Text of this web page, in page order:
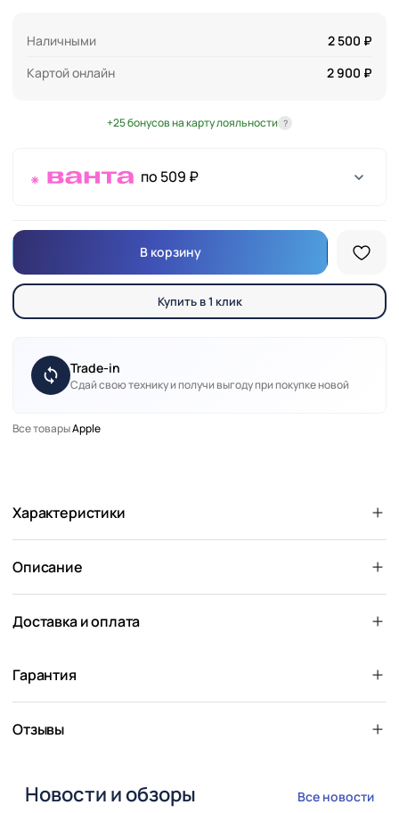
Наличными
2 500 ₽
Картой онлайн
2 900 ₽
+25 бонусов на карту лояльности ?
по 509 ₽
В корзину
Купить в 1 клик
Trade-in
Сдай свою технику и получи выгоду при покупке новой
Все товарыApple
Характеристики
Описание
Доставка и оплата
Гарантия
Отзывы
Новости и обзоры Все новости